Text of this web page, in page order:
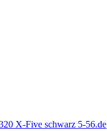
X-Five schwarz 5-56.de